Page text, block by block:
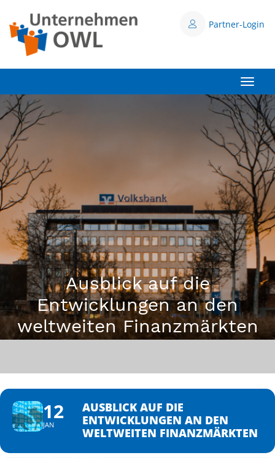
Partner-Login
Ausblick auf die
Entwicklungen an den
weltweiten Finanzmärkten
12
JAN
AUSBLICK AUF DIE
ENTWICKLUNGEN AN DEN
WELTWEITEN FINANZMÄRKTEN